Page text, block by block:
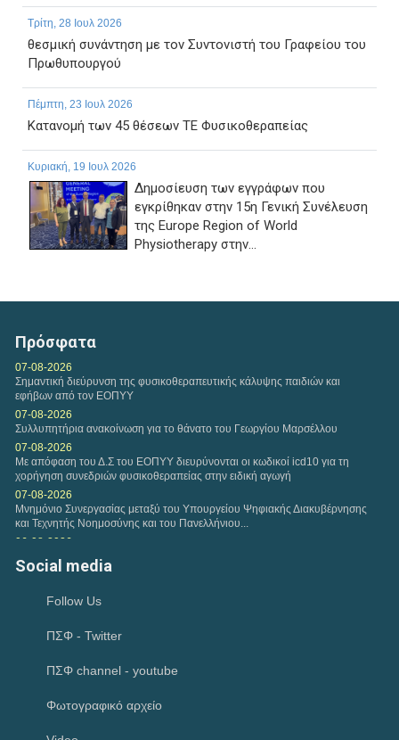
Τρίτη, 28 Ιουλ 2026
θεσμική συνάντηση με τον Συντονιστή του Γραφείου του
Πρωθυπουργού
Πέμπτη, 23 Ιουλ 2026
Κατανομή των 45 θέσεων ΤΕ Φυσικοθεραπείας
Κυριακή, 19 Ιουλ 2026
Δημοσίευση των εγγράφων που
εγκρίθηκαν στην 15η Γενική Συνέλευση
της Europe Region of World
Physiotherapy στην...
ΠΑΡΑΤΑΣΗ ΗΜΕΡΟΜΗΝΙΑΣ ΥΠΟΒΟΛΗΣ
ΕΚΔΗΛΩΣΗΣ ΕΝΔΙΑΦΕΡΟΝΤΟΣ...
Πρόσφατα
07-08-2026
Σημαντική διεύρυνση της φυσικοθεραπευτικής κάλυψης παιδιών και
εφήβων από τον ΕΟΠΥΥ
07-08-2026
Συλλυπητήρια ανακοίνωση για το θάνατο του Γεωργίου Μαρσέλλου
07-08-2026
Με απόφαση του Δ.Σ του ΕΟΠΥΥ διευρύνονται οι κωδικοί icd10 για τη
χορήγηση συνεδριών φυσικοθεραπείας στην ειδική αγωγή
07-08-2026
Μνημόνιο Συνεργασίας μεταξύ του Υπουργείου Ψηφιακής Διακυβέρνησης
και Τεχνητής Νοημοσύνης και του Πανελλήνιου...
06-08-2026
Ανώτατης Εκπαίδευσης Νίκο Παπαϊωάννου
Ιούλιος 2026-Μηνιαία Ανασκόπηση
Ικανοποίηση του Π.Σ.Φ για το Ν. 5322/2026 που αφορά την πρώιμη
02-08-2026
Social media
Follow Us
ΠΣΦ - Twitter
ΠΣΦ channel - youtube
Φωτογραφικό αρχείο